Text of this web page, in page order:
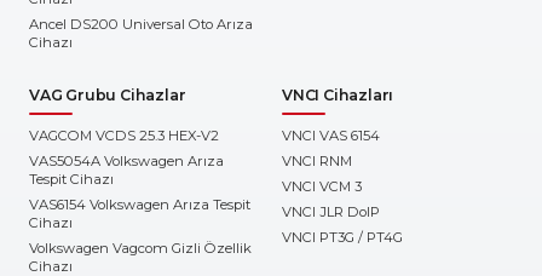
Ancel DS200 Universal Oto Arıza
Cihazı
VAG Grubu Cihazlar
VAGCOM VCDS 25.3 HEX-V2
VAS5054A Volkswagen Arıza
Tespit Cihazı
VAS6154 Volkswagen Arıza Tespit
Cihazı
Volkswagen Vagcom Gizli Özellik
Cihazı
VNCI Cihazları
VNCI VAS 6154
VNCI RNM
VNCI VCM 3
VNCI JLR DoIP
VNCI PT3G / PT4G